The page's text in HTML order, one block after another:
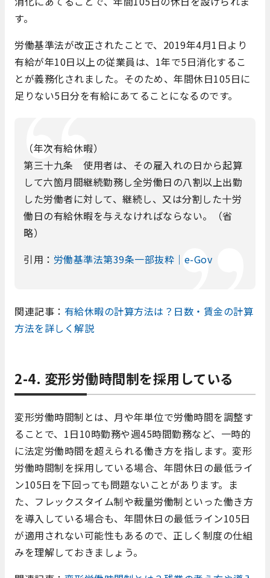
す。
労働基準法が改正されたことで、2019年4月1日より
有給が年10日以上の従業員は、1年で5日消化するこ
とが義務化されました。そのため、年間休日105日に
足りない5日分を有給にあてることになるのです。
（年次有給休暇）
第三十九条 使用者は、その雇入れの日から起算
して六箇月間継続勤務し全労働日の八割以上出勤
した労働者に対して、継続し、又は分割した十労
働日の有給休暇を与えなければならない。（省
略）
引用： 労働基準法第39条一部抜粋｜e-Gov
関連記事： 有給休暇の計算方法は？日数・賃金の計算
方法を詳しく解説
2-4. 変形労働時間制を採用している
変形労働時間制とは、月や年単位で労働時間を調整す
ることで、1日10時勤務や週45時間勤務など、一時的
に法定労働時間を超えられる働き方を指します。変形
労働時間制を採用している場合、年間休日の最低ライ
ン105日を下回っても問題ないことがあります。ま
た、フレックスタイム制や裁量労働制といった働き方
を導入している場合も、年間休日の最低ライン105日
が適用されない可能性もあるので、正しく制度の仕組
みを理解しておきましょう。